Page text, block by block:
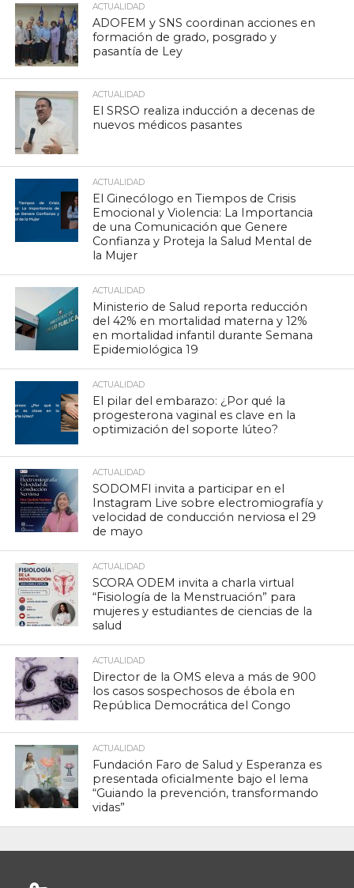
ACTUALIDAD
ADOFEM y SNS coordinan acciones en
formación de grado, posgrado y
pasantía de Ley
ACTUALIDAD
El SRSO realiza inducción a decenas de
nuevos médicos pasantes
ACTUALIDAD
El Ginecólogo en Tiempos de Crisis
Emocional y Violencia: La Importancia
de una Comunicación que Genere
Confianza y Proteja la Salud Mental de
la Mujer
ACTUALIDAD
Ministerio de Salud reporta reducción
del 42% en mortalidad materna y 12%
en mortalidad infantil durante Semana
Epidemiológica 19
ACTUALIDAD
El pilar del embarazo: ¿Por qué la
progesterona vaginal es clave en la
optimización del soporte lúteo?
ACTUALIDAD
SODOMFI invita a participar en el
Instagram Live sobre electromiografía y
velocidad de conducción nerviosa el 29
de mayo
ACTUALIDAD
SCORA ODEM invita a charla virtual
“Fisiología de la Menstruación” para
mujeres y estudiantes de ciencias de la
salud
ACTUALIDAD
Director de la OMS eleva a más de 900
los casos sospechosos de ébola en
República Democrática del Congo
ACTUALIDAD
Fundación Faro de Salud y Esperanza es
presentada oficialmente bajo el lema
“Guiando la prevención, transformando
vidas”